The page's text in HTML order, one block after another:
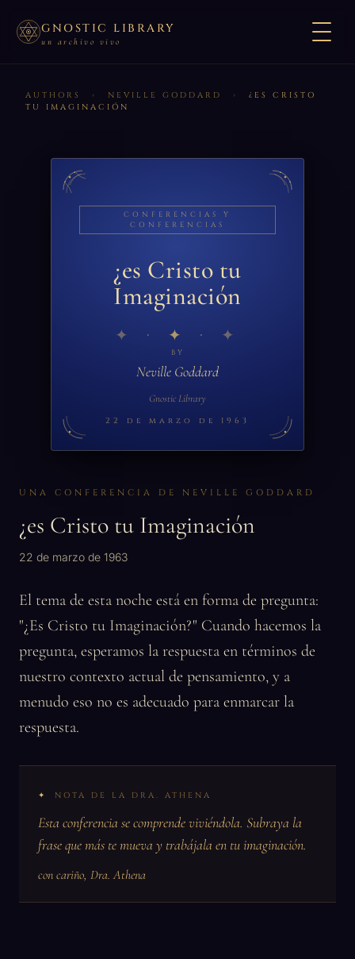
GNOSTIC LIBRARY
un archivo vivo
AUTHORS › NEVILLE GODDARD ›
¿ES CRISTO
TU IMAGINACIÓN
CONFERENCIAS Y
CONFERENCIAS
¿es Cristo tu
Imaginación
✦
BY
Neville Goddard
Gnostic Library
22 de marzo de 1963
UNA CONFERENCIA DE NEVILLE GODDARD
¿es Cristo tu Imaginación
22 de marzo de 1963
El tema de esta noche está en forma de pregunta:
"¿Es Cristo tu Imaginación?" Cuando hacemos la
pregunta, esperamos la respuesta en términos de
nuestro contexto actual de pensamiento, y a
menudo eso no es adecuado para enmarcar la
respuesta.
NOTA DE LA DRA. ATHENA
Esta conferencia se comprende viviéndola. Subraya la
frase que más te mueva y trabájala en tu imaginación.
con cariño, Dra. Athena